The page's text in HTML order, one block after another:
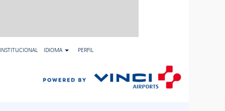
INSTITUCIONAL IDIOMA PERFIL